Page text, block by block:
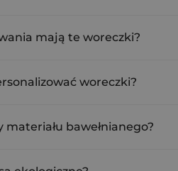
mają te woreczki?
woreczki?
materiału bawełnianego?